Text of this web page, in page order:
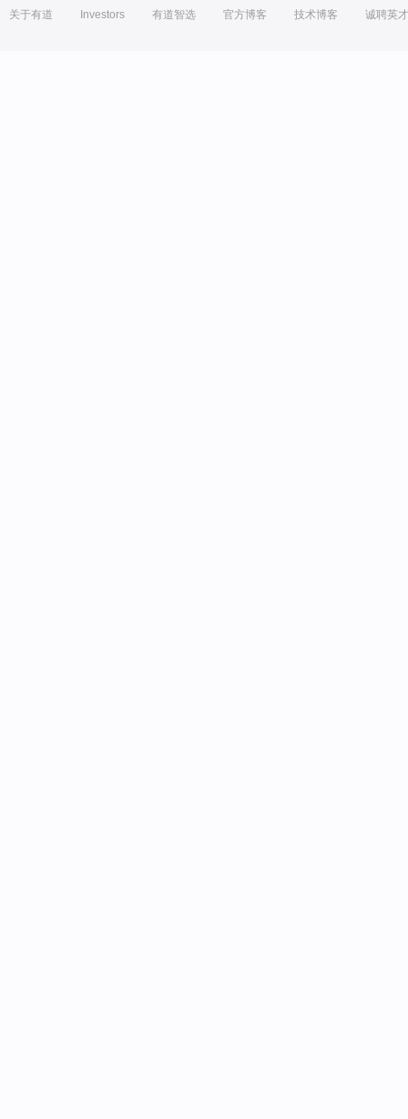
关于有道 Investors 有道智选 官方博客 技术博客 诚聘英才